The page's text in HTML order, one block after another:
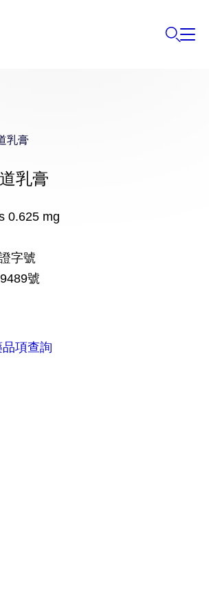
乳膏
乳膏
0.625 mg
字號
號
項查詢